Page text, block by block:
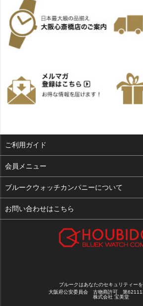
ご利用ガイド
よくある質問
支払い・送料
お客様の声
会員メニュー
ログイン
お気に入り
ブルークウォッチカンパニーについて
会社概要
お問い合わせはこちら
ブルークはあなたのセキュリティー
大阪府公安委員会 古物商許可 第
株式会社 宝美堂